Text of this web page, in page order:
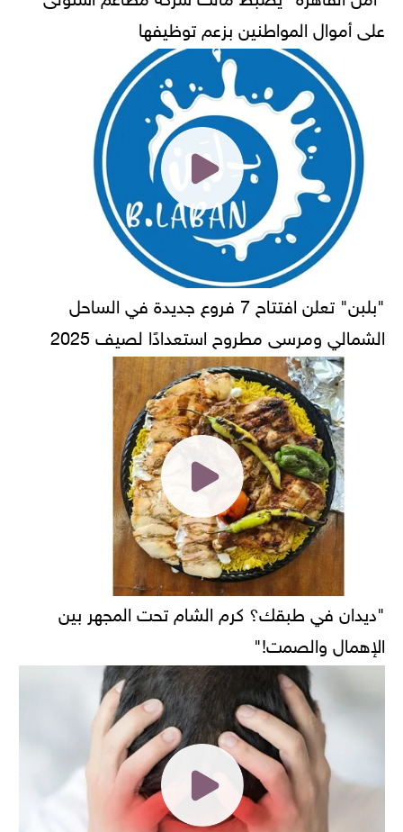
على أموال المواطنين بزعم توظيفها
"بلبن" تعلن افتتاح 7 فروع جديدة في الساحل
الشمالي ومرسى مطروح استعدادًا لصيف 2025
"ديدان في طبقك؟ كرم الشام تحت المجهر بين
الإهمال والصمت!"